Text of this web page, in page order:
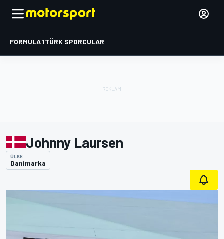
FORMULA 1TÜRK SPORCULAR
Johnny Laursen
ÜLKE
Danimarka